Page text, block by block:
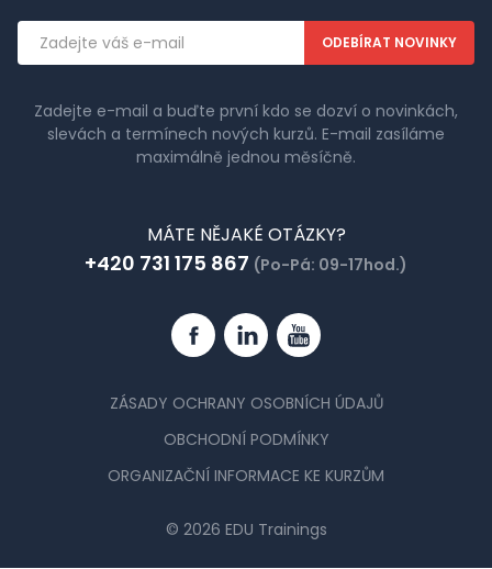
Emailová
adresa
Zadejte e-mail a buďte první kdo se dozví o novinkách,
slevách a termínech nových kurzů. E-mail zasíláme
maximálně jednou měsíčně.
MÁTE NĚJAKÉ OTÁZKY?
+420 731 175 867 (Po-Pá: 09-17hod.)
FacebookLinkedinYouTube
ZÁSADY OCHRANY OSOBNÍCH ÚDAJŮ
OBCHODNÍ PODMÍNKY
ORGANIZAČNÍ INFORMACE KE KURZŮM
© 2026 EDU Trainings